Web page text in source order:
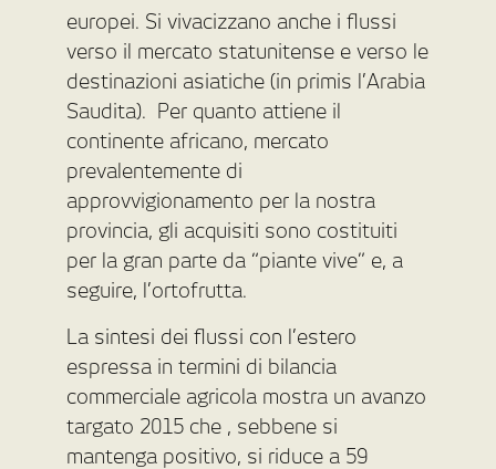
europei. Si vivacizzano anche i flussi
verso il mercato statunitense e verso le
destinazioni asiatiche (in primis l’Arabia
Saudita). Per quanto attiene il
continente africano, mercato
prevalentemente di
approvvigionamento per la nostra
provincia, gli acquisiti sono costituiti
per la gran parte da “piante vive” e, a
seguire, l’ortofrutta.
La sintesi dei flussi con l’estero
espressa in termini di bilancia
commerciale agricola mostra un avanzo
targato 2015 che , sebbene si
mantenga positivo, si riduce a 59